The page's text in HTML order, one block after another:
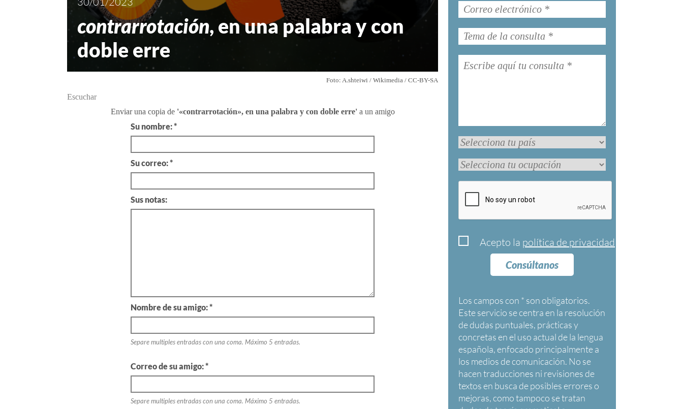
Acepto la política de privacidad
Consúltanos
Los campos con * son obligatorios
contrarrotación, en una palabra y con
doble erre
Foto: A.shteiwi / Wikimedia / CC-BY-SA
Escuchar
Enviar una copia de '«contrarrotación», en una palabra y con doble erre'a un amigo
Su nombre: *
Su correo: *
Sus notas:
Nombre de su amigo: *
Separe multiples entradas con una coma. Máximo 5 entradas.
Correo de su amigo: *
Separe multiples entradas con una coma. Máximo 5 entradas.